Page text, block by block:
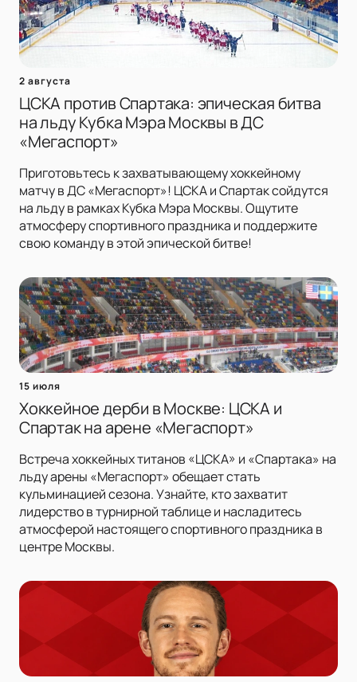
2 августа
ЦСКА против Спартака: эпическая битва
на льду Кубка Мэра Москвы в ДС
«Мегаспорт»
Приготовьтесь к захватывающему хоккейному
матчу в ДС «Мегаспорт»! ЦСКА и Спартак сойдутся
на льду в рамках Кубка Мэра Москвы. Ощутите
атмосферу спортивного праздника и поддержите
свою команду в этой эпической битве!
15 июля
Хоккейное дерби в Москве: ЦСКА и
Спартак на арене «Мегаспорт»
Встреча хоккейных титанов «ЦСКА» и «Спартака» на
льду арены «Мегаспорт» обещает стать
кульминацией сезона. Узнайте, кто захватит
лидерство в турнирной таблице и насладитесь
атмосферой настоящего спортивного праздника в
центре Москвы.